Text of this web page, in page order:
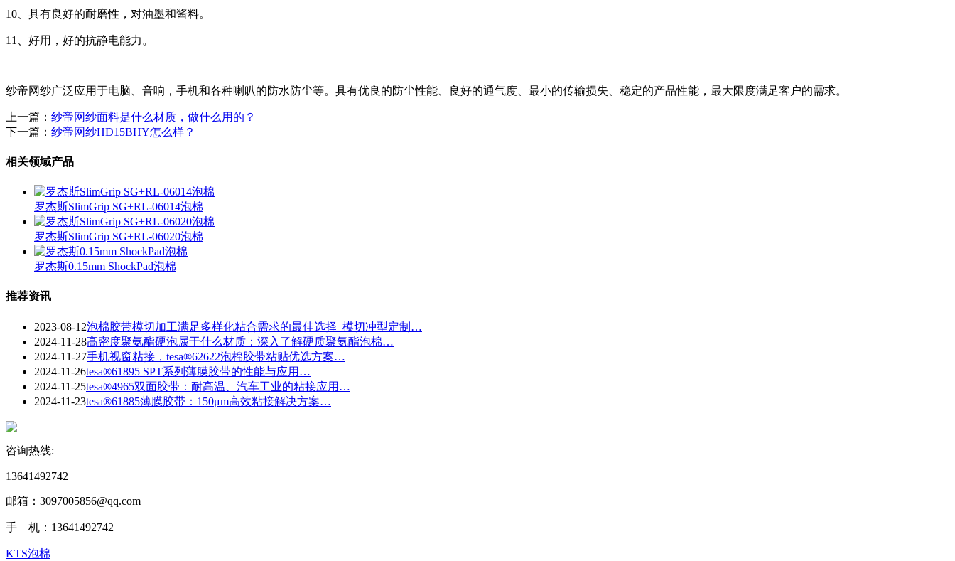
10、具有良好的耐磨性，对油墨和酱料。
11、好用，好的抗静电能力。
纱帝网纱广泛应用于电脑、音响，手机和各种喇叭的防水防尘等。具有优良的防尘性能、良好的通气度、最小的传输损失、稳定的产品性能，最大限度满足客户的需求。
上一篇： 纱帝网纱面料是什么材质，做什么用的？
下一篇： 纱帝网纱HD15BHY怎么样？
相关领域产品
罗杰斯SlimGrip SG+RL-06014泡棉
罗杰斯SlimGrip SG+RL-06020泡棉
罗杰斯0.15mm ShockPad泡棉
推荐资讯
2023-08-12泡棉胶带模切加工满足多样化粘合需求的最佳选择_模切冲型定制…
2024-11-28​高密度聚氨酯硬泡属于什么材质：深入了解硬质聚氨酯泡棉…
2024-11-27手机视窗粘接，tesa®62622泡棉胶带粘贴优选方案…
2024-11-26tesa®61895 SPT系列薄膜胶带的性能与应用…
2024-11-25tesa®4965双面胶带：耐高温、汽车工业的粘接应用…
2024-11-23​tesa®61885薄膜胶带：150μm高效粘接解决方案…
咨询热线:
13641492742
邮箱：3097005856@qq.com‬
手 机：13641492742
KTS泡棉